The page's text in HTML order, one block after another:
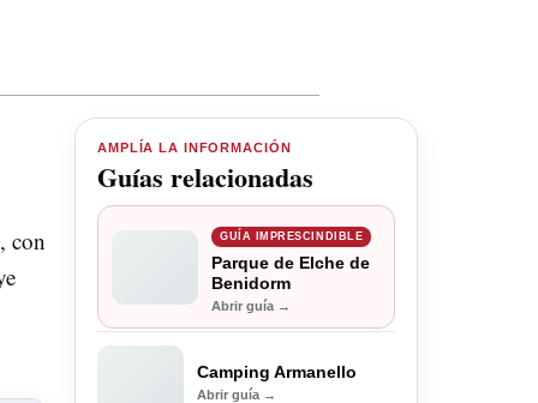
con
AMPLÍA LA INFORMACIÓN
Guías relacionadas
GUÍA IMPRESCINDIBLE
Parque de Elche de
Benidorm
Abrir guía →
Camping Armanello
Abrir guía →